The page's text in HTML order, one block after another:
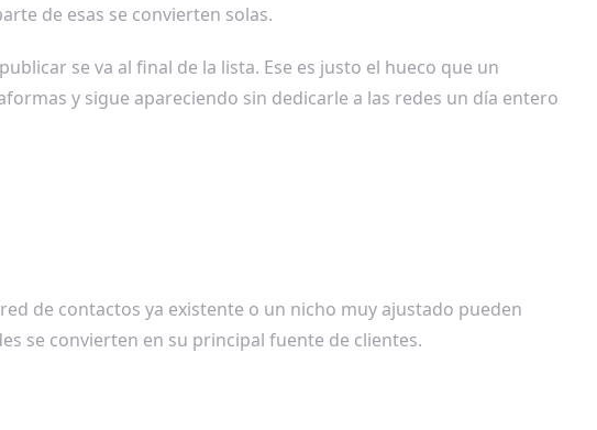
de esas se convierten solas.
se va al final de la lista. Ese es justo el hueco que un
y sigue apareciendo sin dedicarle a las redes un día entero
de contactos ya existente o un nicho muy ajustado pueden
se convierten en su principal fuente de clientes.